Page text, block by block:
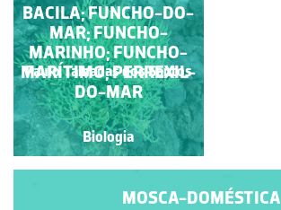
ESCARAVELHO-
VERMELHO OU
ESCARAVELHO-DA-
PALMEIRA
Natacha Martinho
Biologia
MOSCA-DOMÉSTICA
BACILA; FUNCHO-DO-
MAR; FUNCHO-
MARINHO; FUNCHO-
MARÍTIMO; PERREXIL-
DO-MAR
Paulo Talhadas dos Santos
Biologia